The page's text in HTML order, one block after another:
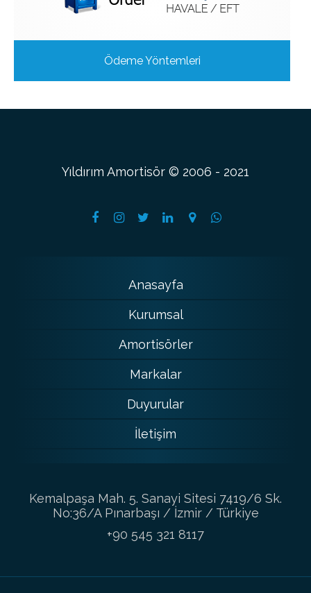
Ödeme Yöntemleri
Yıldırım Amortisör © 2006 - 2021
Anasayfa
Kurumsal
Amortisörler
Markalar
Duyurular
İletişim
Kemalpaşa Mah. 5. Sanayi Sitesi 7419/6 Sk.
No:36/A Pınarbaşı / İzmir / Türkiye
+90 545 321 8117